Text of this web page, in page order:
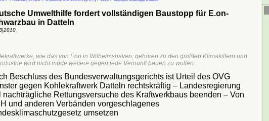
Umwelthilfe fordert vollständigen Baustopp für E.on-
in Datteln
wie das von Eon in Wilhelmshaven, gehören zu den größten Klimakillern und
wird nicht müde weitere gegen jede Vernunft bauen zu wollen.
Beschluss des Bundesverwaltungsgerichts ist Urteil des OVG
gegen Kohlekraftwerk Datteln rechtskräftig – Landesregierung
nachträgliche Rettungsversuche des Kraftwerkbaus beenden – Von
und anderen Verbänden vorgeschlagenes
umsetzen